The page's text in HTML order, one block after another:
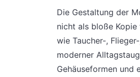
Die Gestaltung der
nicht als bloße
wie Taucher-,
moderner
Gehäuseformen und